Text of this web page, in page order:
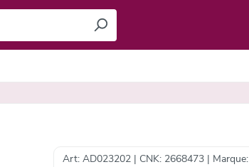
Art: AD023202 | CNK: 2668473 | Marque: